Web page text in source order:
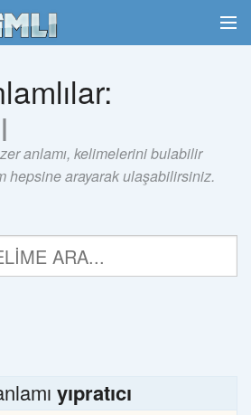
anlamı, kelimelerini bulabilir
hepsine arayarak ulaşabilirsiniz.
yıpratıcı